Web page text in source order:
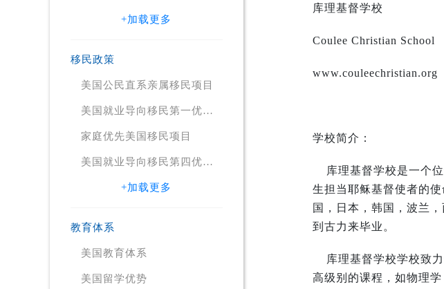
+加载更多
移民政策
美国公民直系亲属移民项目
美国就业导向移民第一优先
家庭优先美国移民项目
美国就业导向移民第四优先
Based Immigration: Fourth
+加载更多
教育体系
美国教育体系
美国留学优势
库理基督学校
Coulee Christian School
www.couleechristian.org
学校简介：
库理基督学校是一个位
生担当耶稣基督使者的
国，日本，韩国，波兰
到古力来毕业。
库理基督学校学校致力
高级别的课程，如物理